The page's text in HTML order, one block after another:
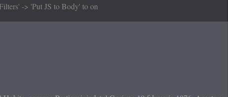
-> 'Put JS to Body' to on